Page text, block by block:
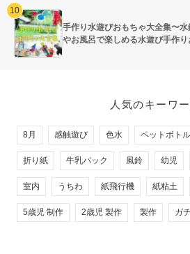
手作り水遊びおもちゃ大全集〜
やお風呂で楽しめる水遊び手作
人気のキーワ
8月 感触遊び 色水 ペットボト
折り紙 牛乳パック 風鈴 幼児
室内 うちわ 紙飛行機 紙粘土
5歳児 制作 2歳児 製作 製作 ガ